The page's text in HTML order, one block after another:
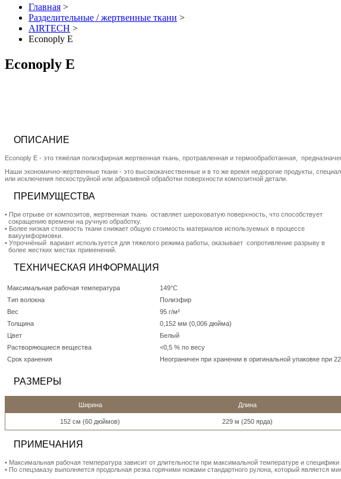
Главная >
Разделительные / жертвенные ткани >
AIRTECH >
Econoply E
Econoply E
ОПИСАНИЕ
Econoply E - это тяжёлая полиэфирная жертвенная ткань, протравленная и термообработанная,
Наши экoнoмично-жертвенные ткани - это высококачественные и в то же время недорогие продукты,
или исключения пескоструйной или абразивной обработки поверхности композитной детали.
ПРЕИМУЩЕСТВА
• При отрыве от композитов, жертвенная ткань оставляет шероховатую поверхность, что способствует
сокращению времени на ручную обработку.
• Более низкая стоимость ткани снижает общую стоимость материалов используемых в процессе
вакуумформовки.
• Упрочнёный вариант используется для тяжелого режима работы, оказывает сопротивление разрыву в
более жестких местах применений.
ТЕХНИЧЕСКАЯ ИНФОРМАЦИЯ
Максимальная рабочая температура
149°C
Тип волокна
Полиэфир
Вес
95 г/м²
Толщина
0,152 мм (0,006 дюйма)
Цвет
Белый
Растворяющиеся вещества
<0,5 % по весу
Срок хранения
Неограничен при хранении в оригинальной упаковке при
РАЗМЕРЫ
Ширина Длина
152 см (60 дюймов) 229 м (250 ярда)
ПРИМЕЧАНИЯ
• Максимальная рабочая температура зависит от длительности при максимальной температуре и
• По спецзаказу выполняется продольная резка горячими ножами стандартного рулона, который является